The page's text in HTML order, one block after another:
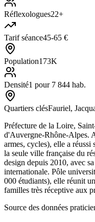
Réflexologues22+
Tarif séance45-65 €
Population173K
Densité1 pour 7 844 hab.
Quartiers clésFauriel,
Préfecture de la Loire,
d'Auvergne-Rhône-Alpes.
armes, cycles), elle a réussi
la seule ville française du
design depuis 2010, avec
internationale. Pôle
000 étudiants), elle réunit
familles très réceptive aux
Source des données